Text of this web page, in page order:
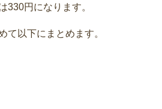
330円になります。
て以下にまとめます。